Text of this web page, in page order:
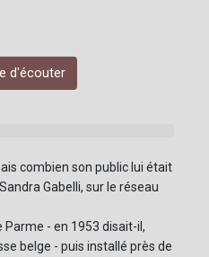
d'écouter
combien son public lui était
Gabelli, sur le réseau
Parme - en 1953 disait-il,
belge - puis installé près de